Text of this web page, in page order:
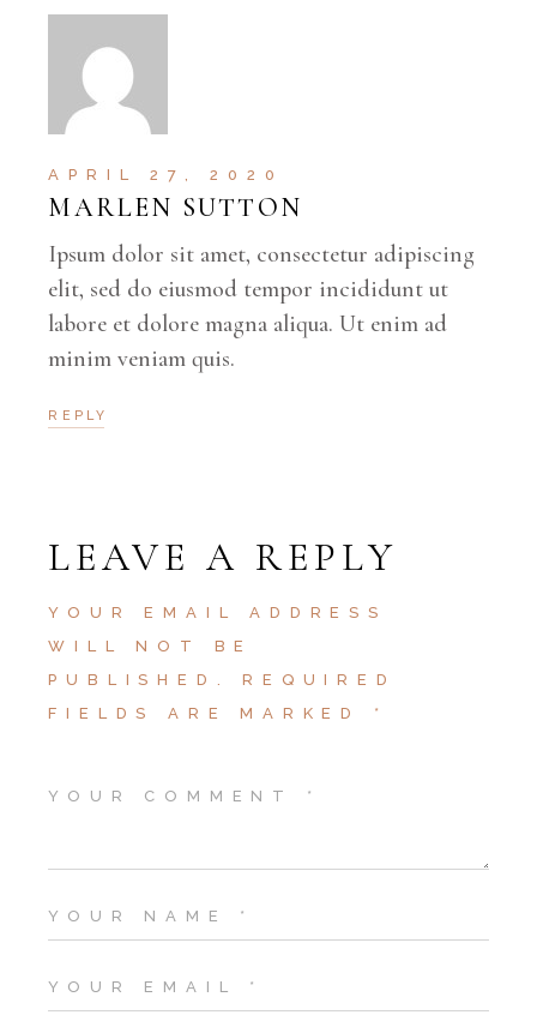
APRIL 27, 2020
MARLEN SUTTON
Ipsum dolor sit amet, consectetur adipiscing
elit, sed do eiusmod tempor incididunt ut
labore et dolore magna aliqua. Ut enim ad
minim veniam quis.
REPLY
LEAVE A REPLY
YOUR EMAIL ADDRESS
WILL NOT BE
PUBLISHED.
REQUIRED
FIELDS ARE MARKED *